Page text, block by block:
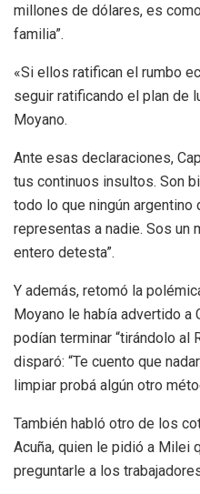
millones de dólares, es
familia”.
«Si ellos ratifican el rumbo
seguir ratificando el plan de
Moyano.
Ante esas declaraciones,
tus continuos insultos. Son
todo lo que ningún argentino
representas a nadie. Sos un
entero detesta”.
Y además, retomó la
Moyano le había advertido a
podían terminar “tirándolo al
disparó: “Te cuento que
limpiar probá algún otro
También habló otro de los
Acuña, quien le pidió a Milei
preguntarle a los